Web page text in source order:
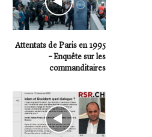
Attentats de Paris en 1995
– Enquête sur les
commanditaires